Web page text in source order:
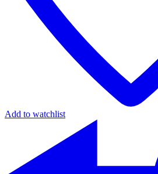
Add to watchlist